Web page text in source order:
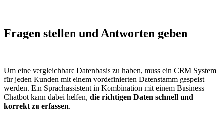
Fragen stellen und Antworten geben
Um eine vergleichbare Datenbasis zu haben, muss ein CRM System
für jeden Kunden mit einem vordefinierten Datenstamm gespeist
werden. Ein Sprachassistent in Kombination mit einem Business
Chatbot kann dabei helfen, die richtigen Daten schnell und
korrekt zu erfassen.